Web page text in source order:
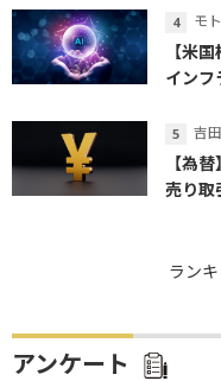
モ
【米
インフ
吉
【為
売り取
ラン
アンケート